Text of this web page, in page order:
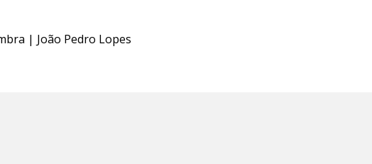
| João Pedro Lopes